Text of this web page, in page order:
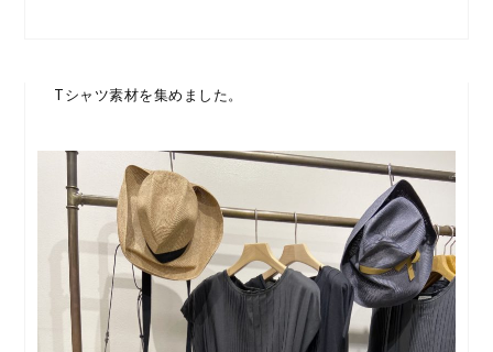
Tシャツ素材を集めました。